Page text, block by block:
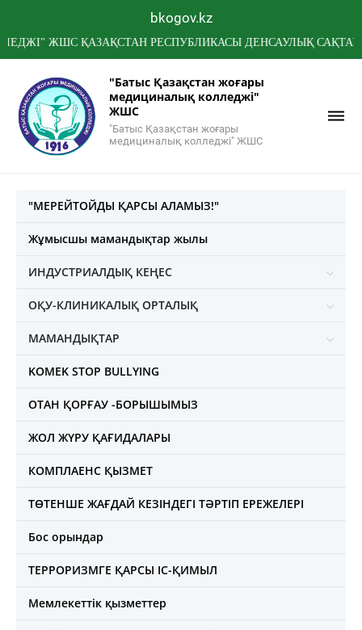
bkogov.kz
ҚАЗАҚСТАН РЕСПУБЛИКАСЫ ДЕНСАУЛЫҚ САҚТАУ
"Батыс Қазақстан жоғары
медициналық колледжі"
ЖШС
"Батыс Қазақстан жоғары
медициналық колледжі" ЖШС
"МЕРЕЙТОЙДЫ ҚАРСЫ АЛАМЫЗ!"
Жұмысшы мамандықтар жылы
ИНДУСТРИАЛДЫҚ КЕҢЕС
ОҚУ-КЛИНИКАЛЫҚ ОРТАЛЫҚ
МАМАНДЫҚТАР
KOMEK STOP BULLYING
ОТАН ҚОРҒАУ -БОРЫШЫМЫЗ
ЖОЛ ЖҮРУ ҚАҒИДАЛАРЫ
КОМПЛАЕНС ҚЫЗМЕТ
ТӨТЕНШЕ ЖАҒДАЙ КЕЗІНДЕГІ ТӘРТІП ЕРЕЖЕЛЕРІ
Бос орындар
ТЕРРОРИЗМГЕ ҚАРСЫ ІС-ҚИМЫЛ
Мемлекеттік қызметтер